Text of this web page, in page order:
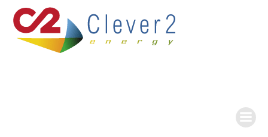
naar
de
inhoud